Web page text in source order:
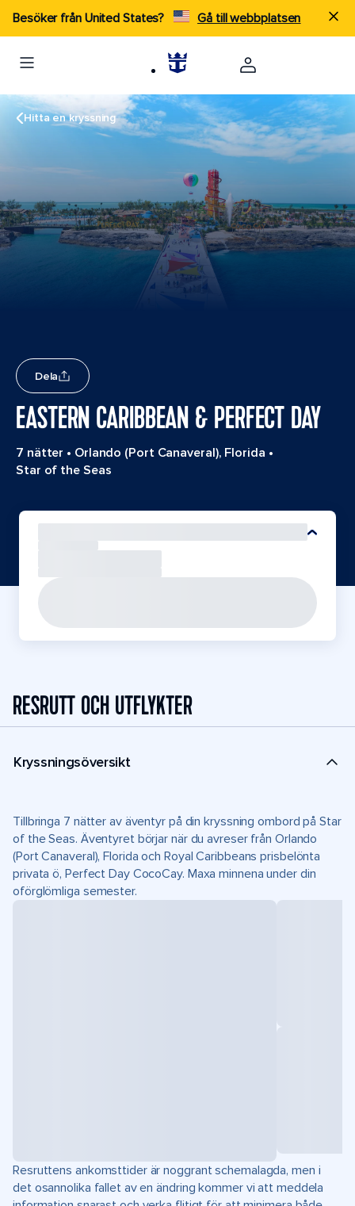
Besöker från United States? Gå till webbplatsen
Hitta en kryssning
Dela
EASTERN CARIBBEAN & PERFECT DAY
7 nätter • Orlando (Port Canaveral), Florida •
Star of the Seas
RESRUTT OCH UTFLYKTER
Kryssningsöversikt
Tillbringa 7 nätter av äventyr på din kryssning ombord på Star
of the Seas. Äventyret börjar när du avreser från Orlando
(Port Canaveral), Florida och Royal Caribbeans prisbelönta
privata ö, Perfect Day CocoCay. Maxa minnena under din
oförglömliga semester.
Resruttens ankomsttider är noggrant schemalagda, men i
det osannolika fallet av en ändring kommer vi att meddela